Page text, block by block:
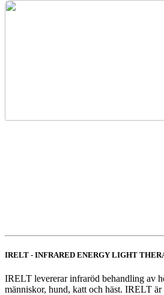
IRELT - INFRARED ENERGY LIGHT
IRELT levererar infraröd behandling av
människor, hund, katt och häst. IRELT är